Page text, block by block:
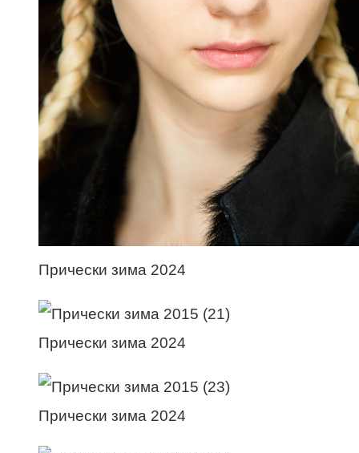
Прически зима 2024
Прически зима 2024
Прически зима 2024